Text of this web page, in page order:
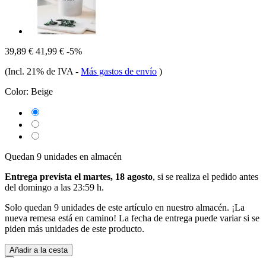
39,89 € 41,99 € -5%
(Incl. 21% de IVA - Más gastos de envío )
Color: Beige
Quedan 9 unidades en almacén
Entrega prevista el martes, 18 agosto, si se realiza el pedido antes
del domingo a las 23:59 h.
Solo quedan 9 unidades de este artículo en nuestro almacén. ¡La
nueva remesa está en camino! La fecha de entrega puede variar si se
piden más unidades de este producto.
Añadir a la cesta